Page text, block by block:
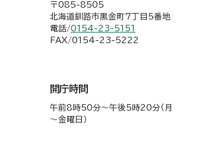
〒085-8505
北海道釧路市黒金町7丁目5番地
電話/0154-23-5151
FAX/0154-23-5222
開庁時間
午前8時50分～午後5時20分（月
～金曜日）